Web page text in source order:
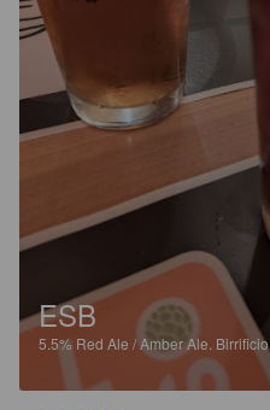
ESB
5.5% Red Ale / Amber Ale.